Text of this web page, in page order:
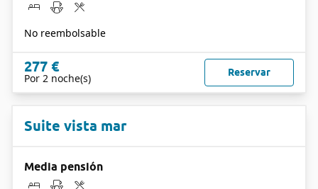
No reembolsable
277 €
Por 2 noche(s) Reservar
Suite vista mar
Media pensión